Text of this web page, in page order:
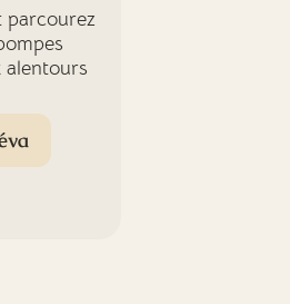
parcourez
alentours